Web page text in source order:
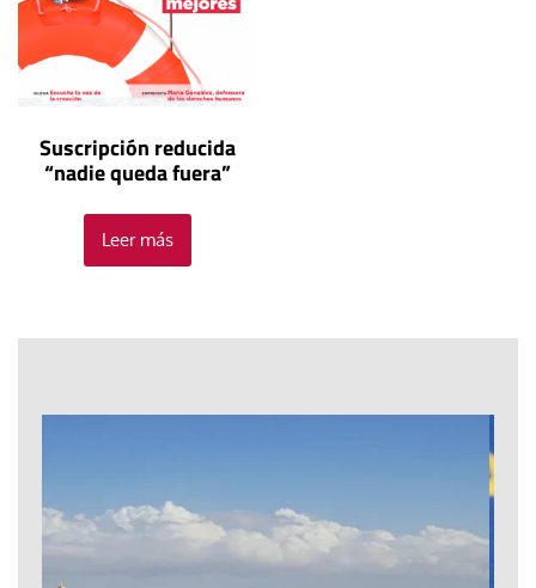
Suscripción reducida
“nadie queda fuera”
Leer más